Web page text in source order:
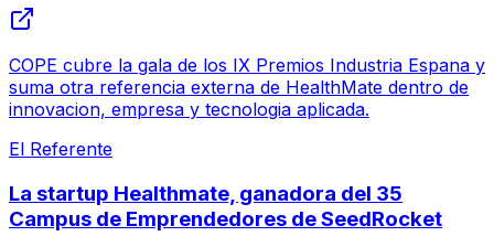
COPE cubre la gala de los IX Premios Industria Espana y
suma otra referencia externa de HealthMate dentro de
innovacion, empresa y tecnologia aplicada.
El Referente
La startup Healthmate, ganadora del 35
Campus de Emprendedores de SeedRocket